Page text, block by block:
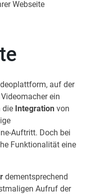
Webseite
auf der
ein
die Integration von
Auftritt. Doch bei
Funktionalität eine
dementsprechend
Aufruf der